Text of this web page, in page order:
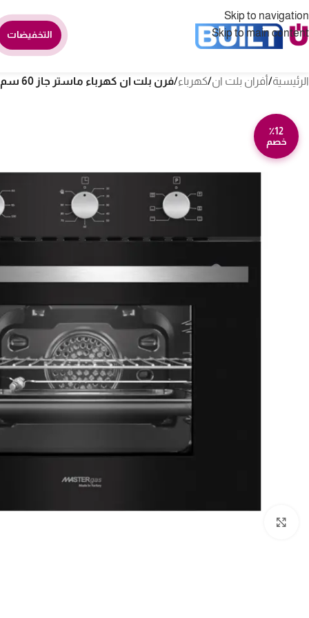
Skip to navigation
Skip to main content
التخفيضات
الرئيسية/أفران بلت ان/كهرباء/فرن بلت ان كهرباء ماستر جاز 60 سم – 7 برامج – تركي O66e6mt
٪12
خصم